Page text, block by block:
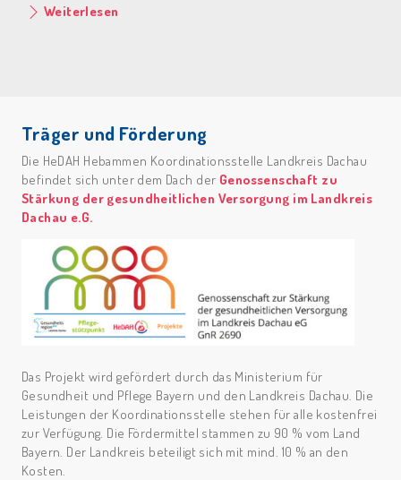
Weiterlesen
Träger und Förderung
Die HeDAH Hebammen Koordinationsstelle Landkreis Dachau
befindet sich unter dem Dach der Genossenschaft zu
Stärkung der gesundheitlichen Versorgung im Landkreis
Dachau e.G.
Das Projekt wird gefördert durch das Ministerium für
Gesundheit und Pflege Bayern und den Landkreis Dachau. Die
Leistungen der Koordinationsstelle stehen für alle kostenfrei
zur Verfügung. Die Fördermittel stammen zu 90 % vom Land
Bayern. Der Landkreis beteiligt sich mit mind. 10 % an den
Kosten.